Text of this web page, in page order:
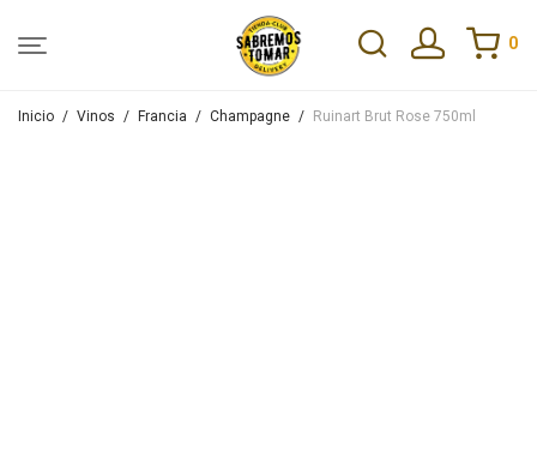
0
Inicio / Vinos / Francia / Champagne / Ruinart Brut Rose 750ml